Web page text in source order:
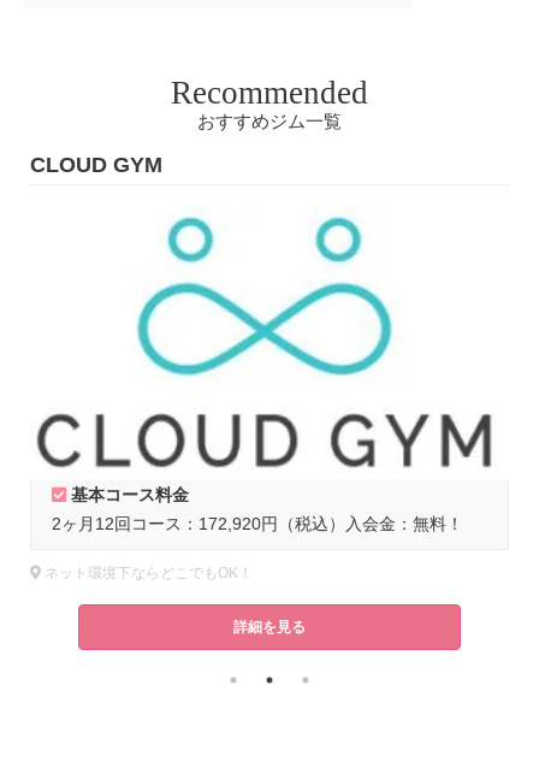
Recommended
おすすめジム一覧
Dr.トレーニング（オンライン）
基本コース料金
ネット環境下ならどこでもOK！
詳細を見る